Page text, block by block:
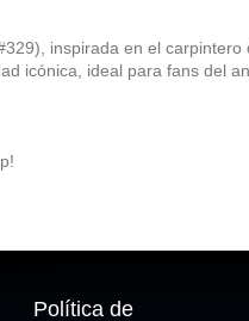
inspirada en el
icónica, ideal para fans del
Política de